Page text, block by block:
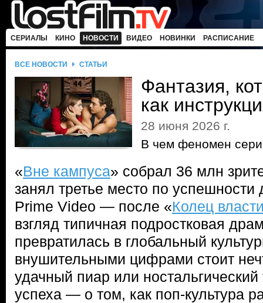
СЕРИАЛЫ КИНО НОВОСТИ ВИДЕО НОВИНКИ РАСПИСАНИЕ
ВСЕ НОВОСТИ СТАТЬИ
Фантазия,
как
28 июня 2026 г.
В чем феномен
«Вне кампуса» собрал 36 млн
занял третье место по успешности
Prime Video — после «Колец
взгляд типичная подростковая
превратилась в глобальный
внушительными цифрами стоит
удачный пиар или ностальгический
успеха — о том, как поп-культура